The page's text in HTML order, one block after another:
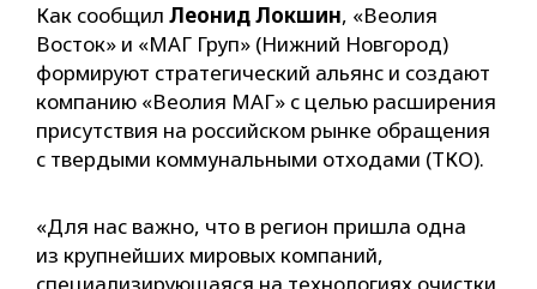
Как сообщил Леонид Локшин, «Веолия
Восток» и «МАГ Груп» (Нижний Новгород)
формируют стратегический альянс и создают
компанию «Веолия МАГ» с целью расширения
присутствия на российском рынке обращения
с твердыми коммунальными отходами (ТКО).
«Для нас важно, что в регион пришла одна
из крупнейших мировых компаний,